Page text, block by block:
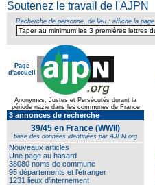
Soutenez le travail de l'AJPN
Recherche de personne, de lieu : affiche la page
Page
d'accueil
Anonymes, Justes et Persécutés durant la
période nazie dans les communes de France
3 annonces de recherche
39/45 en France (WWII)
base des données identifiées par AJPN.org
Nouveaux articles
Une page au hasard
38080 noms de commune
95 départements et l'étranger
1231 lieux d'internement